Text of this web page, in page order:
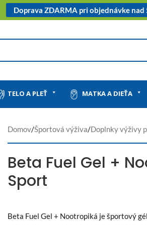
Doprava ZDARMA pri objednávke nad
TELO A PLEŤ MATKA A DIEŤA
Domov/Športová výživa/Doplnky výživy
Beta Fuel Gel +
Sport
Beta Fuel Gel + Nootropiká je športový